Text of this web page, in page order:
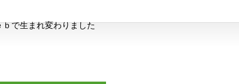
で生まれ変わりました